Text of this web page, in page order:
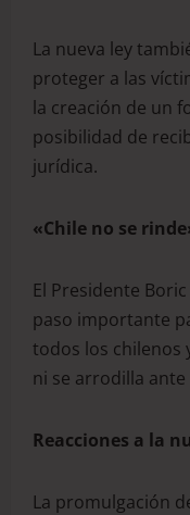
La nueva ley
proteger a las
la creación de un
posibilidad de
jurídica.
«Chile no se
El Presidente
paso importante
todos los chilenos
ni se arrodilla ante
Reacciones a la
La promulgación